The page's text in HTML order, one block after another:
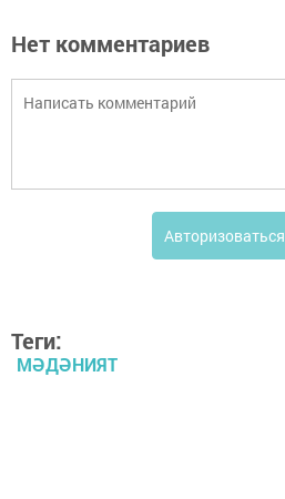
Нет комментариев
Авторизоваться
Теги:
МӘДӘНИЯТ